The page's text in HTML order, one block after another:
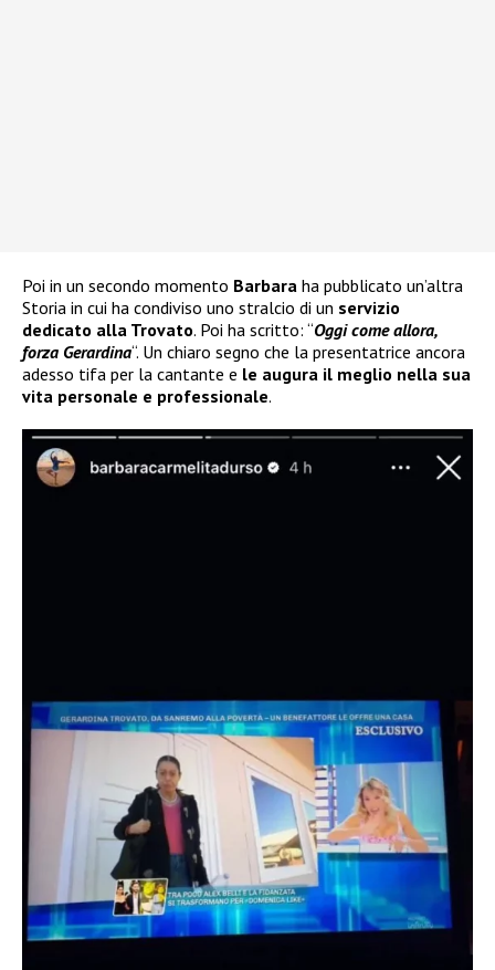
Poi in un secondo momento Barbara ha pubblicato un’altra
Storia in cui ha condiviso uno stralcio di un servizio
dedicato alla Trovato. Poi ha scritto: “Oggi come allora,
forza Gerardina“. Un chiaro segno che la presentatrice ancora
adesso tifa per la cantante e le augura il meglio nella sua
vita personale e professionale.